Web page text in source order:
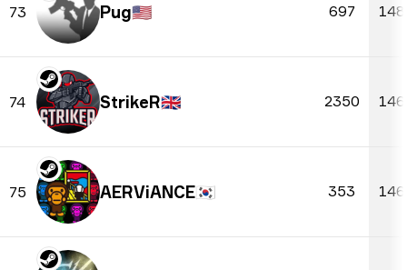
73 Pug🇺🇸 697
74 StrikeR🇬🇧 2350
75 AERViANCE🇰🇷 353